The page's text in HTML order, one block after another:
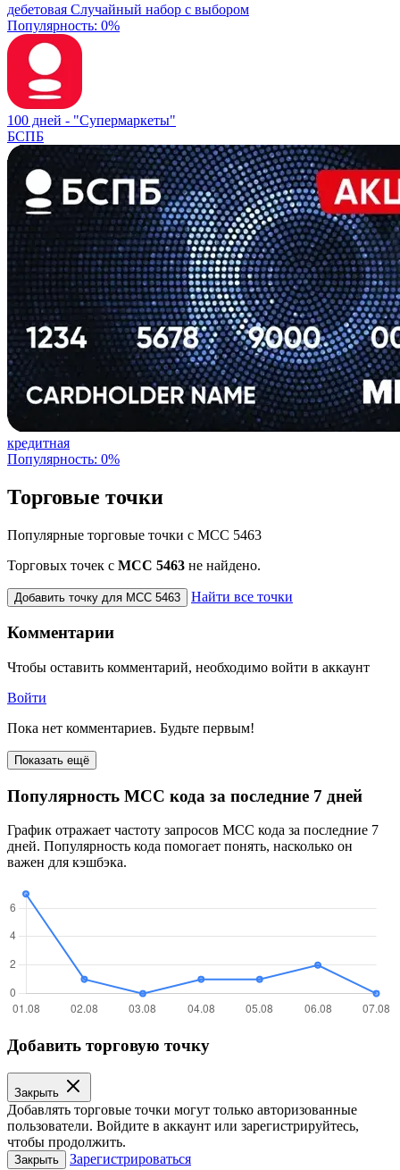
дебетовая Случайный набор с выбором
Популярность: 0%
100 дней - "Супермаркеты"
БСПБ
кредитная
Популярность: 0%
Торговые точки
Популярные торговые точки с MCC 5463
Торговых точек с МСС 5463 не найдено.
Добавить точку для MCC 5463 Найти все точки
Комментарии
Чтобы оставить комментарий, необходимо войти в аккаунт
Войти
Пока нет комментариев. Будьте первым!
Показать ещё
Популярность MCC кода за последние 7 дней
График отражает частоту запросов MCC кода за последние 7
дней. Популярность кода помогает понять, насколько он
важен для кэшбэка.
Добавить торговую точку
Закрыть
Добавлять торговые точки могут только авторизованные
пользователи. Войдите в аккаунт или зарегистрируйтесь,
чтобы продолжить.
Закрыть Зарегистрироваться